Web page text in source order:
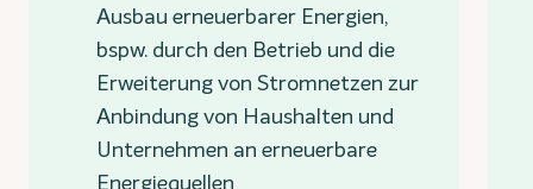
Ausbau erneuerbarer Energien,
bspw. durch den Betrieb und die
Erweiterung von Stromnetzen zur
Anbindung von Haushalten und
Unternehmen an erneuerbare